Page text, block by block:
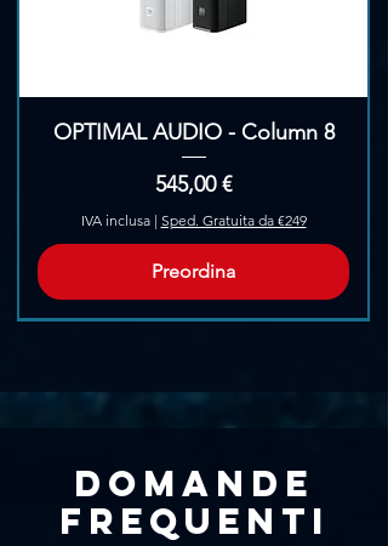
OPTIMAL AUDIO - Column 8
Prezzo
545,00 €
IVA inclusa| Sped. Gratuita da €249
Preordina
Domande
frequenti